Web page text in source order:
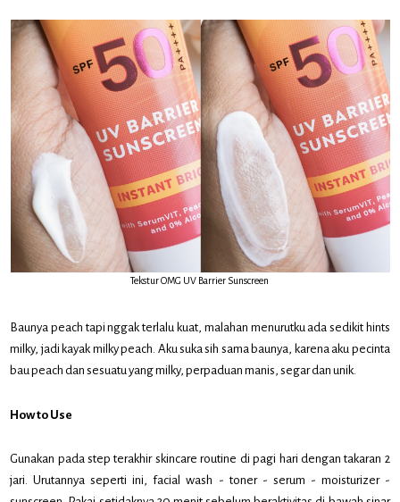
Tekstur OMG UV Barrier Sunscreen
Baunya peach tapi nggak terlalu kuat, malahan menurutku ada sedikit hints
milky, jadi kayak milky peach. Aku suka sih sama baunya, karena aku pecinta
bau peach dan sesuatu yang milky, perpaduan manis, segar dan unik.
How to Use
Gunakan pada step terakhir skincare routine di pagi hari dengan takaran 2
jari. Urutannya seperti ini, facial wash - toner - serum - moisturizer -